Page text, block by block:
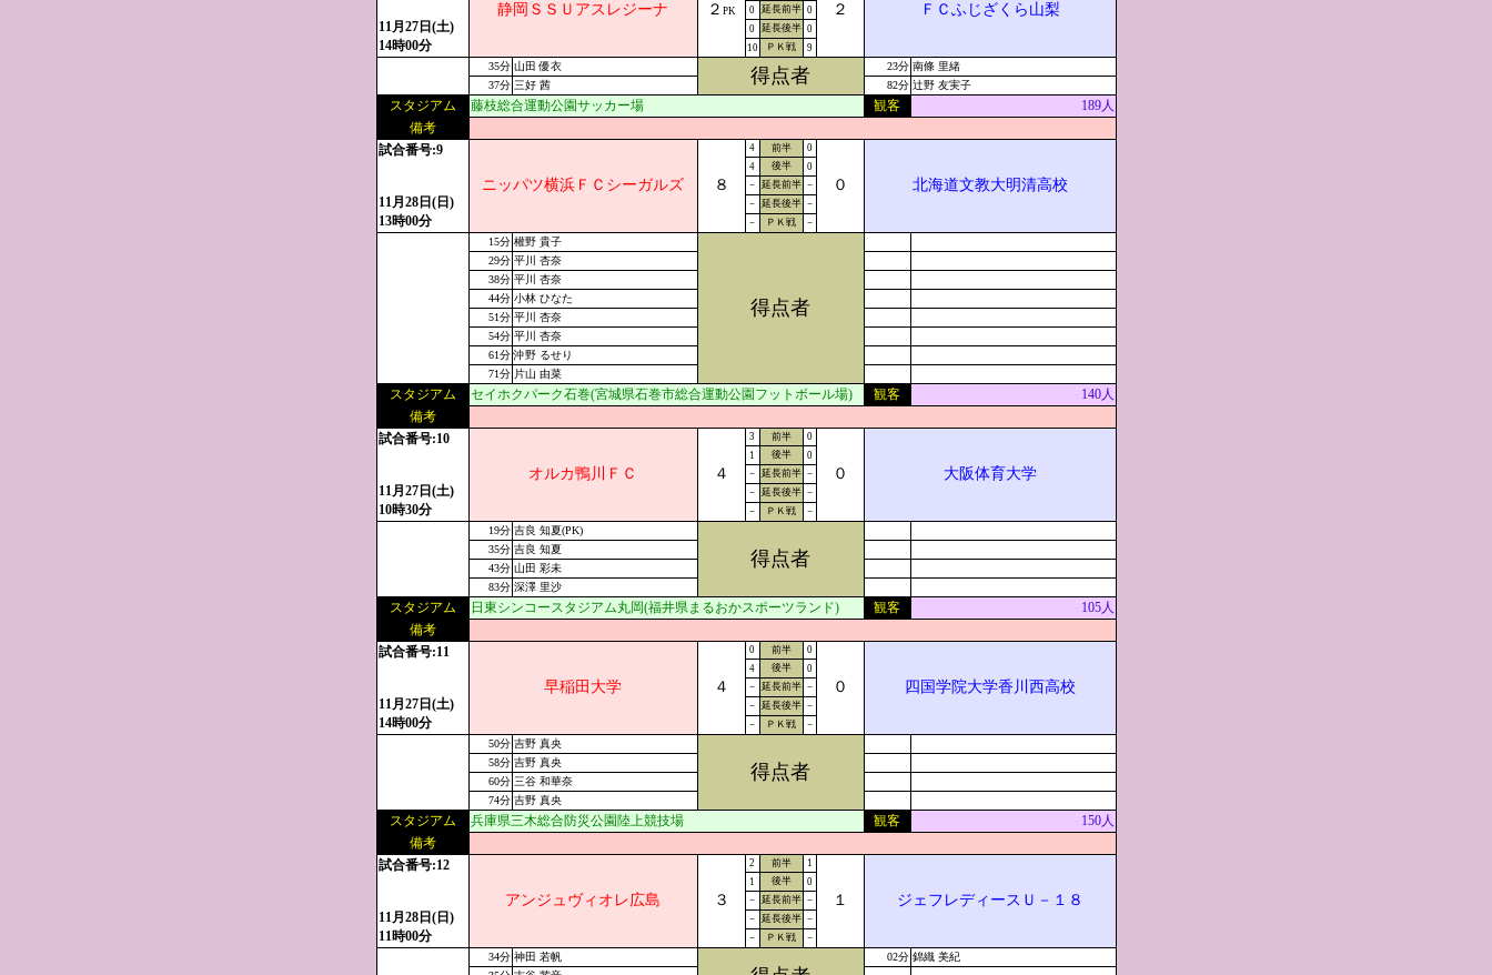
11月27日(土)
14時00分
静岡ＳＳＵアスレジーナ ２ PK ２ ＦＣふじざくら山梨
0 延長前半 0
0 延長後半 0
10
ＰＫ戦 9
35分 山田 優衣 得点者 23分 南條 里緒
37分 三好 茜 82分 辻野 友実子
スタジアム 藤枝総合運動公園サッカー場 観客
189人
備考
試合番号:9
11月28日(日)
13時00分
ニッパツ横浜ＦＣシーガルズ ８
4 前半 0
０ 北海道文教大明清高校
4 後半
0
－ 延長前半 －
－ 延長後半 －
－
ＰＫ戦 －
15分 權野 貴子
得点者
29分 平川 杏奈
38分 平川 杏奈
44分 小林 ひなた
51分 平川 杏奈
54分 平川 杏奈
61分 沖野 るせり
71分 片山 由菜
スタジアム セイホクパーク石巻(宮城県石巻市総合運動公園フットボール場) 観客
140人
備考
試合番号:10
11月27日(土)
10時30分
オルカ鴨川ＦＣ ４
3 前半 0
０ 大阪体育大学
1 後半
0
－ 延長前半 －
－ 延長後半 －
－
ＰＫ戦 －
19分 吉良 知夏(PK)
得点者
35分 吉良 知夏
43分 山田 彩未
83分 深澤 里沙
スタジアム 日東シンコースタジアム丸岡(福井県まるおかスポーツランド) 観客
105人
備考
試合番号:11
11月27日(土)
14時00分
早稲田大学 ４
0 前半 0
０ 四国学院大学香川西高校
4 後半
0
－ 延長前半 －
－ 延長後半 －
－
ＰＫ戦 －
50分 吉野 真央
得点者
58分 吉野 真央
60分 三谷 和華奈
74分 吉野 真央
スタジアム 兵庫県三木総合防災公園陸上競技場 観客
150人
備考
試合番号:12
11月28日(日)
11時00分
アンジュヴィオレ広島 ３
2 前半 1
１ ジェフレディースＵ－１８
1 後半
0
－ 延長前半 －
－ 延長後半 －
－
ＰＫ戦 －
34分 神田 若帆 02分 錦織 美紀